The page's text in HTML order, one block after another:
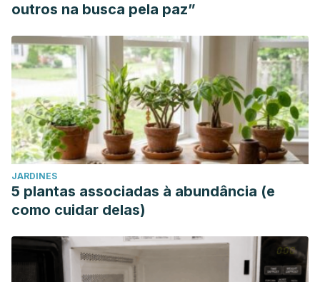
outros na busca pela paz”
JARDINES
5 plantas associadas à abundância (e
como cuidar delas)